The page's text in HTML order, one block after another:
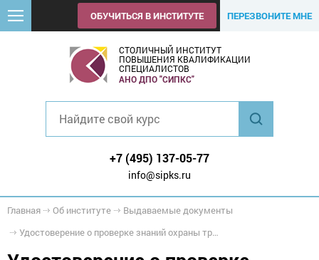
ОБУЧИТЬСЯ В ИНСТИТУТЕ ПЕРЕЗВОНИТЕ МНЕ
СТОЛИЧНЫЙ ИНСТИТУТ
ПОВЫШЕНИЯ КВАЛИФИКАЦИИ
СПЕЦИАЛИСТОВ
АНО ДПО "СИПКС"
+7 (495) 137-05-77
info@sipks.ru
Главная Об институте
Выдаваемые документы
Удостоверение о проверке знаний охраны труда